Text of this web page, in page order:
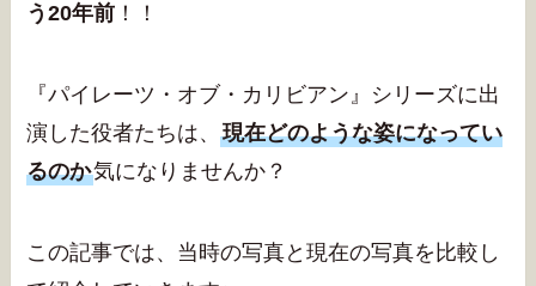
う20年前 ！！
『パイレーツ・オブ・カリビアン』シリーズに出
演した役者たちは、現在どのような姿になってい
るのか気になりませんか？
この記事では、当時の写真と現在の写真を比較し